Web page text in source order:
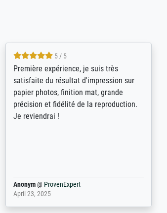
4.8 / 5
Qualité absolument irréprochable.
Extraordinaire diversité des thèmes
abordés et personnalisation des
demandes (recadrage, réajustement des
couleurs). Relation clientèle parfaite.
Anonym@ ProvenExpert
March 31, 2025